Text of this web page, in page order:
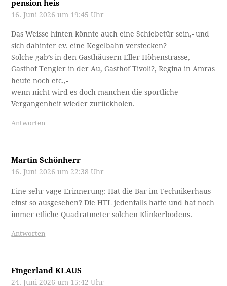
pension heis
16. Juni 2026 um 19:45 Uhr
Das Weisse hinten könnte auch eine Schiebetür sein,- und
sich dahinter ev. eine Kegelbahn verstecken?
Solche gab’s in den Gasthäusern Eller Höhenstrasse,
Gasthof Tengler in der Au, Gasthof Tivoli?, Regina in Amras
heute noch etc.,-
wenn nicht wird es doch manchen die sportliche
Vergangenheit wieder zurückholen.
Antworten
Martin Schönherr
16. Juni 2026 um 22:38 Uhr
Eine sehr vage Erinnerung: Hat die Bar im Technikerhaus
einst so ausgesehen? Die HTL jedenfalls hatte und hat noch
immer etliche Quadratmeter solchen Klinkerbodens.
Antworten
Fingerland KLAUS
24. Juni 2026 um 15:42 Uhr